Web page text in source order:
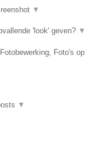
▼
'look' geven? ▼
Foto's op
▼